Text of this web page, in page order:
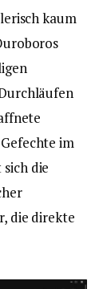
kaum
im
die
die direkte